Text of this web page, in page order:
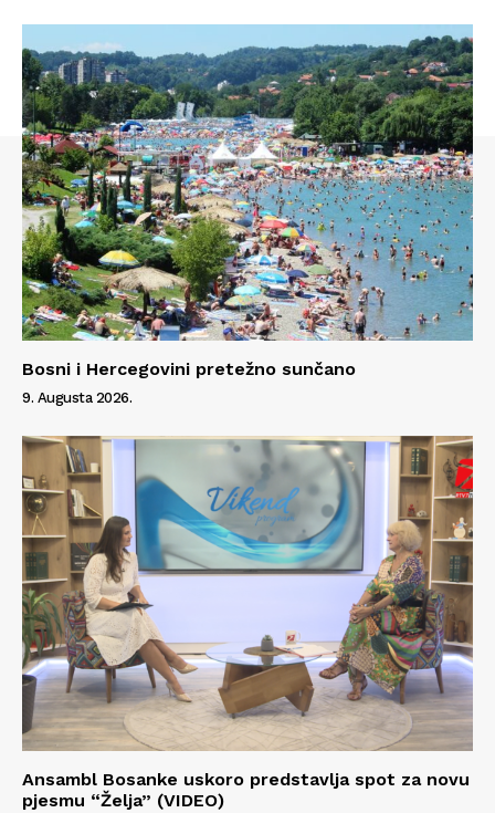
Bosni i Hercegovini pretežno sunčano
9. Augusta 2026.
Ansambl Bosanke uskoro predstavlja spot za novu
pjesmu “Želja” (VIDEO)